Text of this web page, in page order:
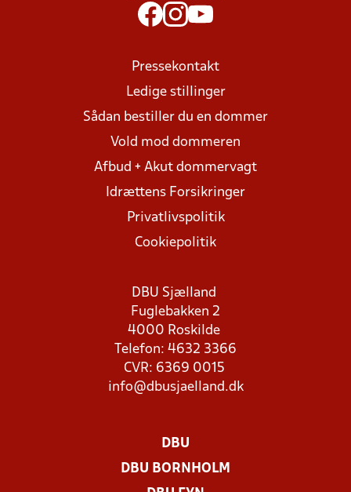
Pressekontakt
Ledige stillinger
Sådan bestiller du en dommer
Vold mod dommeren
Afbud + Akut dommervagt
Idrættens Forsikringer
Privatlivspolitik
Cookiepolitik
DBU Sjælland
Fuglebakken 2
4000 Roskilde
Telefon: 4632 3366
CVR: 6369 0015
info@dbusjaelland.dk
DBU
DBU BORNHOLM